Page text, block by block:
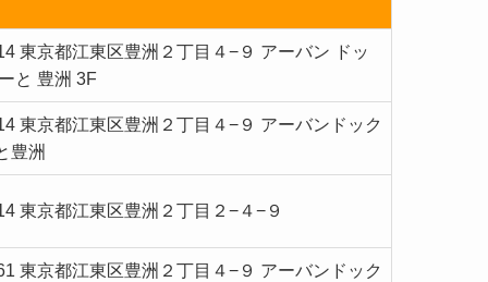
東京都江東区豊洲２丁目４−９ アーバン ドッ
と 豊洲 3F
東京都江東区豊洲２丁目４−９ アーバンドック
豊洲
東京都江東区豊洲２丁目２−４−９
東京都江東区豊洲２丁目４−９ アーバンドック